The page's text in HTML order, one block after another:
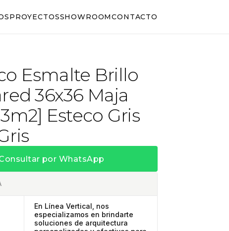
PROYECTOSSHOWROOMCONTACTO
Esmalte Brillo
36x36 Maja
Esteco Gris
por WhatsApp
En Línea Vertical, nos
especializamos en brindarte
soluciones de arquitectura